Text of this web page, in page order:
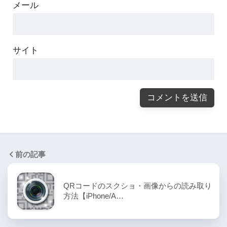
メール
サイト
前の記事
QRコードのスクショ・画像からの読み取り
方法【iPhone/A…